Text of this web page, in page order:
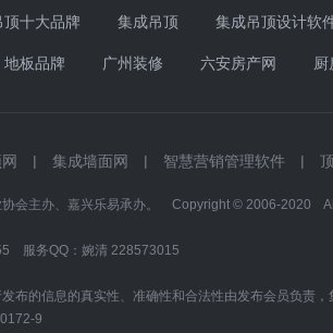
顶十大品牌 集成吊顶 集成吊顶设计软
地板品牌 广州装修 六安房产网
| 集成墙面网 | 智慧营销管理软件 |
协会主办、嘉兴乐易承办。 Copyright © 2006-2020
服务QQ：婉清 228573015
布的信息的真实性、准确性和合法性由发布会员负责
9